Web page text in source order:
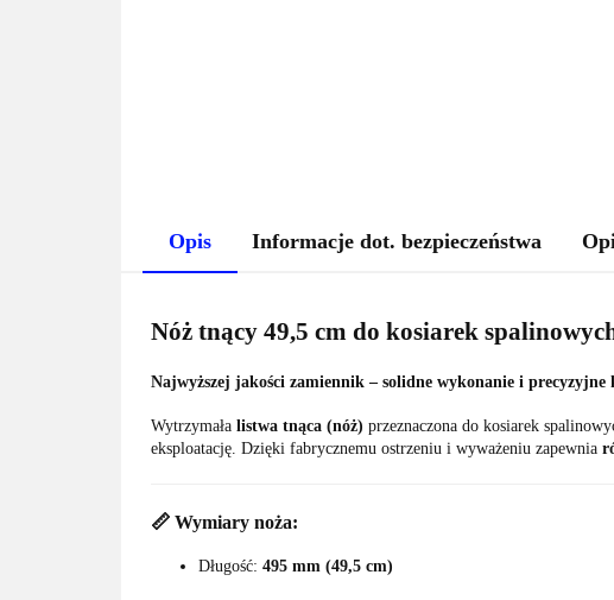
Opis Informacje dot. bezpieczeństwa
Nóż tnący 49,5 cm do kosiarek
Najwyższej jakości zamiennik – solidne wykonanie i precyzyjne
Wytrzymała listwa tnąca (nóż) przeznaczona do kosiarek
eksploatację. Dzięki fabrycznemu ostrzeniu i wyważeniu zapewnia
📏 Wymiary noża:
Długość: 495 mm (49,5 cm)